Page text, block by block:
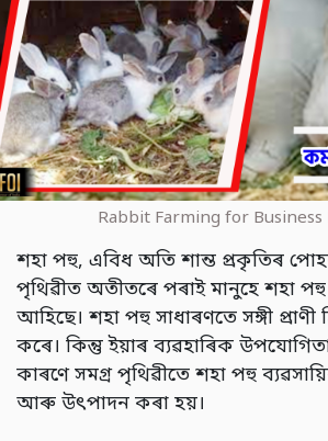
Rabbit Farming for Business
শহা পহু, এবিধ অতি শান্ত প্ৰকৃতিৰ
পৃথিৱীত অতীতৰে পৰাই মানুহে শহা
আহিছে। শহা পহু সাধাৰণতে সঙ্গী প্ৰাণী
কৰে। কিন্তু ইয়াৰ ব্যৱহাৰিক
কাৰণে সমগ্ৰ পৃথিৱীতে শহা পহু
আৰু উৎপাদন কৰা হয়।